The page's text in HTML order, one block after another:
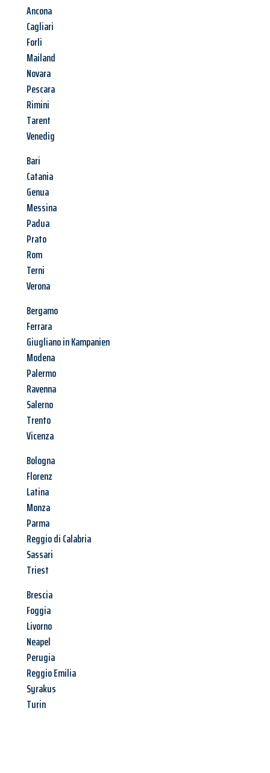
Ancona
Cagliari
Forli
Mailand
Novara
Pescara
Rimini
Tarent
Venedig
Bari
Catania
Genua
Messina
Padua
Prato
Rom
Terni
Verona
Bergamo
Ferrara
Giugliano in Kampanien
Modena
Palermo
Ravenna
Salerno
Trento
Vicenza
Bologna
Florenz
Latina
Monza
Parma
Reggio di Calabria
Sassari
Triest
Brescia
Foggia
Livorno
Neapel
Perugia
Reggio Emilia
Syrakus
Turin